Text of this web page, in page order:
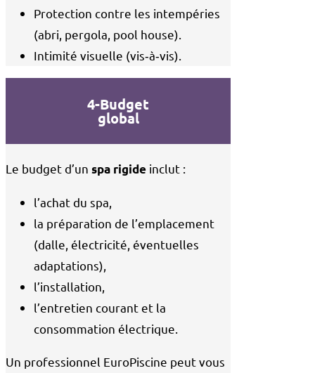
Protection contre les intempéries
(abri, pergola, pool house).
Intimité visuelle (vis‑à‑vis).
4-Budget
global
Le budget d’un spa rigide inclut :
l’achat du spa,
la préparation de l’emplacement
(dalle, électricité, éventuelles
adaptations),
l’installation,
l’entretien courant et la
consommation électrique.
Un professionnel EuroPiscine peut vous